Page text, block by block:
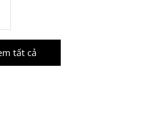
tất cả